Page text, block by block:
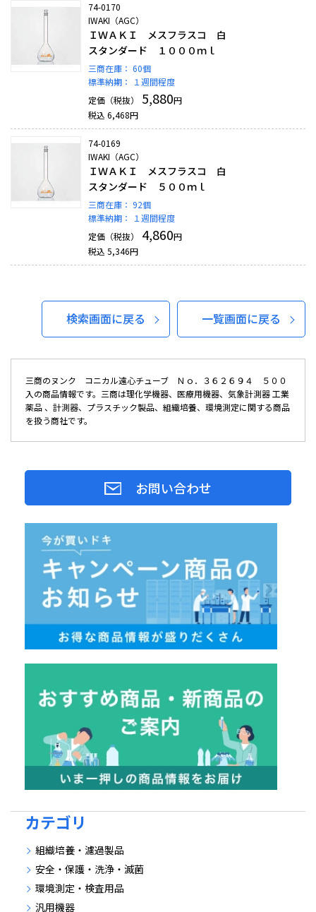
74-0170
IWAKI（AGC）
ＩＷＡＫＩ メスフラスコ 白
スタンダード １０００ｍｌ
三商在庫： 60個
標準納期：
１週間程度
定価（税抜）
5,880円
税込 6,468円
74-0169
IWAKI（AGC）
ＩＷＡＫＩ メスフラスコ 白
スタンダード ５００ｍｌ
三商在庫： 92個
標準納期：
１週間程度
定価（税抜）
4,860円
税込 5,346円
検索画面に戻る 一覧画面に戻る
三商のヌンク コニカル遠心チューブ Ｎｏ．３６２６９４ ５００
入の商品情報です。三商は理化学機器、医療用機器、気象計測器 工業
薬品 、計測器、プラスチック製品、組織培養、環境測定に関する商品
を扱う商社です。
お問い合わせ
カテゴリ
組織培養・濾過製品
安全・保護・洗浄・滅菌
環境測定・検査用品
汎用機器